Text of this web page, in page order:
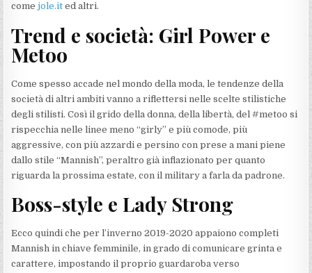
comejole.it ed altri.
Trend e società: Girl Power e
Metoo
Come spesso accade nel mondo della moda, le tendenze della
società di altri ambiti vanno a riflettersi nelle scelte stilistiche
degli stilisti. Così il grido della donna, della libertà, del #metoo si
rispecchia nelle linee meno “girly” e più comode, più
aggressive, con più azzardi e persino con prese a mani piene
dallo stile “Mannish”, peraltro già inflazionato per quanto
riguarda la prossima estate, con il military a farla da padrone.
Boss-style e Lady Strong
Ecco quindi che per l’inverno 2019-2020 appaiono completi
Mannish in chiave femminile, in grado di comunicare grinta e
carattere, impostando il proprio guardaroba verso